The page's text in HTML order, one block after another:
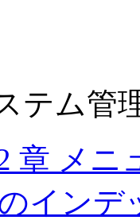
テム管
章 メニ
インデ